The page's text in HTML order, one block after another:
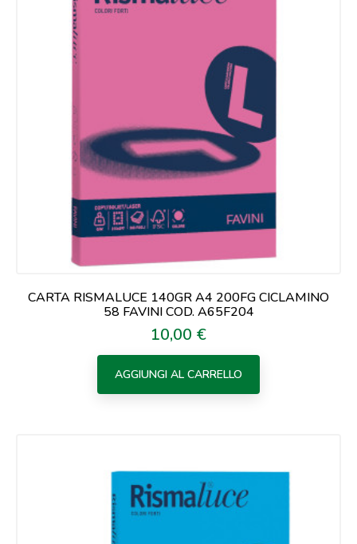
CARTA RISMALUCE 140GR A4 200FG CICLAMINO
58 FAVINI COD. A65F204
Prezzo
10,00 €
AGGIUNGI AL CARRELLO